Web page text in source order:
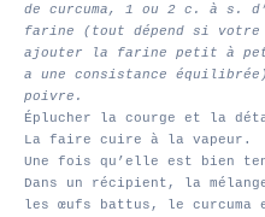
de curcuma, 1 ou 2 c. à s.
farine (tout dépend si votre
ajouter la farine petit à
a une consistance
poivre.
Éplucher la courge et la
La faire cuire à la vapeur.
Une fois qu’elle est bien
Dans un récipient, la
les œufs battus, le curcuma